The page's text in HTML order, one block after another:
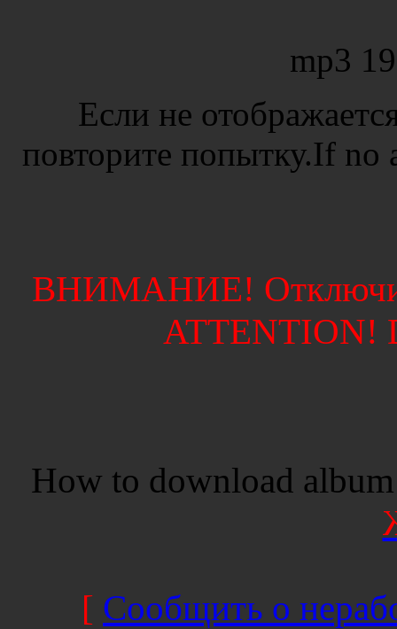
mp3
Если не
повторите попытку.If
ВНИМАНИЕ!
ATTENTION!
How to download
[ Сообщить о